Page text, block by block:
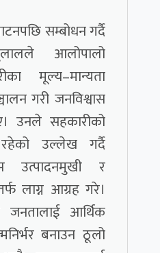
सम्बोधन गर्दै
आलोपालो
मूल्य–मान्यता
गरी जनविश्वास
उनले सहकारीको
उल्लेख गर्दै
उत्पादनमुखी र
लाग्न आग्रह गरे।
आर्थिक
बनाउन ठूलो